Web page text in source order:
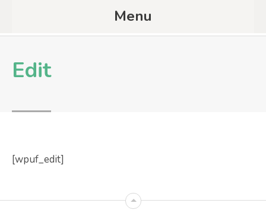
Menu
Edit
[wpuf_edit]